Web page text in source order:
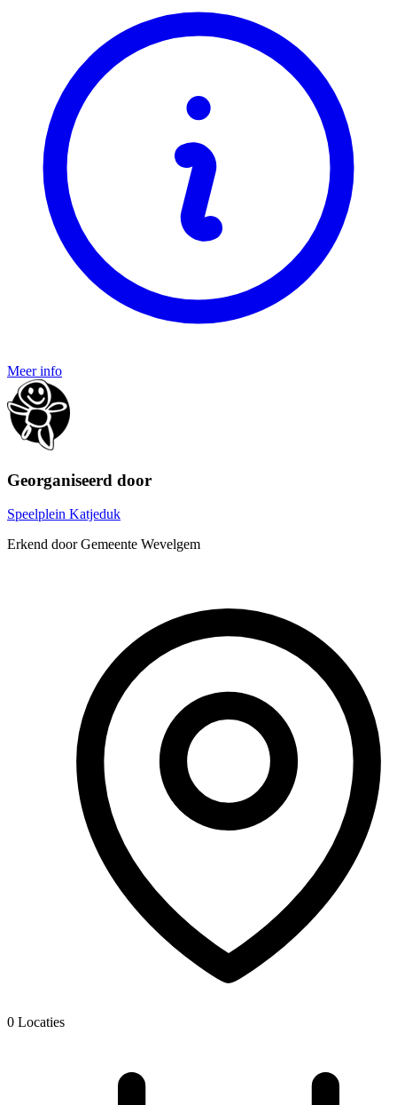
Meer info
Georganiseerd door
Speelplein Katjeduk
Erkend door Gemeente Wevelgem
0 Locaties